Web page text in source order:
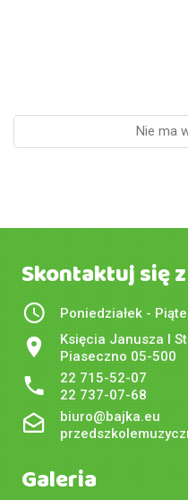
Nie ma
Skontaktuj się
Poniedziałek -
Księcia Janusza I
Piaseczno 05-500
22 715-52-07
22 737-07-68
biuro@bajka.eu
Galeria